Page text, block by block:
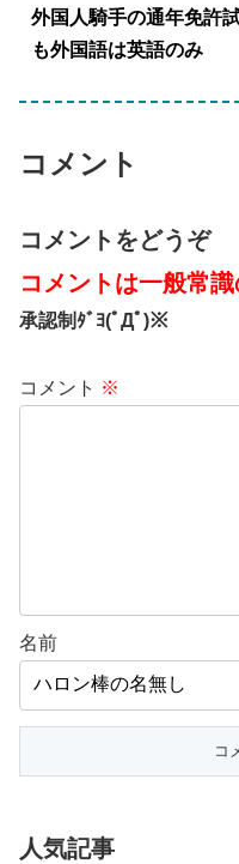
外国人騎手の通年免許
も外国語は英語のみ
コメント
コメントをどうぞ
コメントは一般常
承認制ﾀﾞﾖ(ﾟДﾟ)※
コメント ※
名前
人気記事